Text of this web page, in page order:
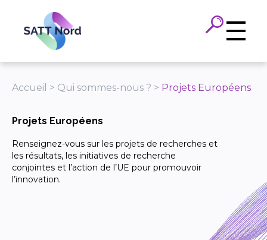
Accueil > Qui sommes-nous ? > Projets Européens
Projets Européens
Renseignez-vous sur les projets de recherches et
les résultats, les initiatives de recherche
conjointes et l’action de l’UE pour promouvoir
l’innovation.